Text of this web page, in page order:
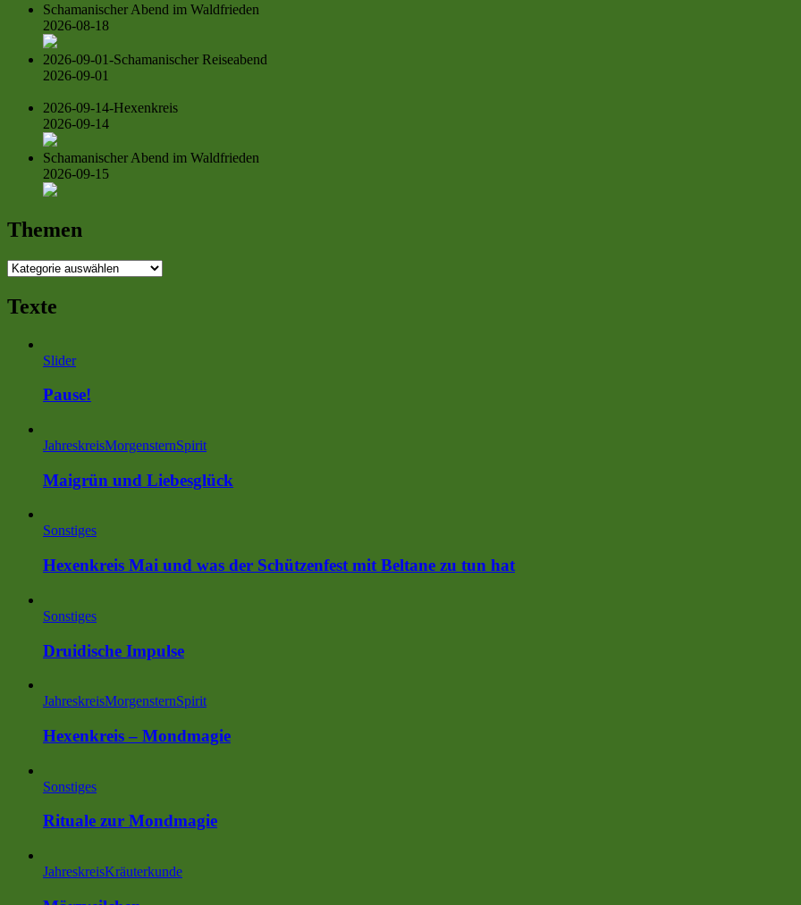
Schamanischer Abend im Waldfrieden
2026-08-18
2026-09-01-Schamanischer Reiseabend
2026-09-01
2026-09-14-Hexenkreis
2026-09-14
Schamanischer Abend im Waldfrieden
2026-09-15
Themen
Themen
Texte
Slider
Pause!
JahreskreisMorgensternSpirit
Maigrün und Liebesglück
Sonstiges
Hexenkreis Mai und was der Schützenfest mit Beltane zu tun hat
Sonstiges
Druidische Impulse
JahreskreisMorgensternSpirit
Hexenkreis – Mondmagie
Sonstiges
Rituale zur Mondmagie
JahreskreisKräuterkunde